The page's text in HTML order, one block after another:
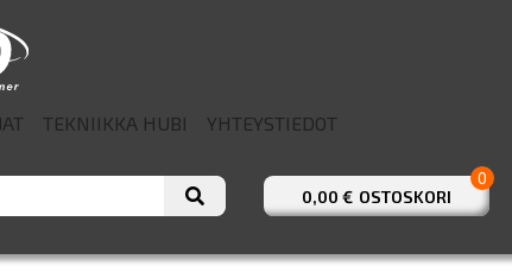
TEKNIIKKA HUBI YHTEYSTIEDOT
0,00 € OSTOSKORI
0